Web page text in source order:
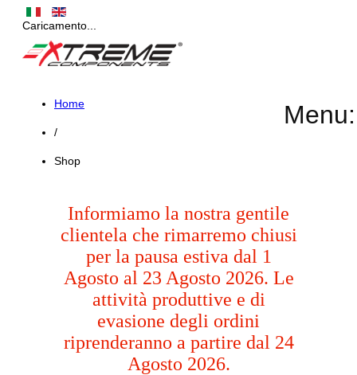
Caricamento...
Menu:
Home
/
Shop
Informiamo la nostra gentile
clientela che rimarremo chiusi
per la pausa estiva dal 1
Agosto al 23 Agosto 2026. Le
attività produttive e di
evasione degli ordini
riprenderanno a partire dal 24
Agosto 2026.